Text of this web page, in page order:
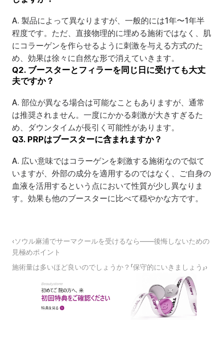
A. 製品によって異なりますが、一般的には1年〜1年半
程度です。ただ、直接物理的に埋める施術ではなく、肌
にコラーゲンを作らせるように刺激を与える方式のた
め、効果は徐々に自然な形で消えていきます。
Q2. ブースターとフィラーを同じ日に受けても大丈
夫ですか？
A. 部位が異なる場合は可能なこともありますが、通常
は推奨されません。一度にかかる刺激が大きすぎるた
め、ダウンタイムが長引く可能性があります。
Q3. PRPはブースターに含まれますか？
A. 広い意味ではコラーゲンを刺激する施術なので似て
いますが、外部の成分を適用するのではなく、ご自身の
血液を活用するという点において性質が少し異なりま
す。効果も他のブースターに比べて穏やかな方です。
‹ソウル麻浦でサーマクールを受けるなら——後悔しないための
見極めポイント
施術量は多いほど良いのでしょうか？「保守的にいきましょう」›